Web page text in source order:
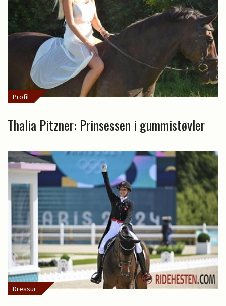
Profil
Thalia Pitzner: Prinsessen i gummistøvler
Dressur